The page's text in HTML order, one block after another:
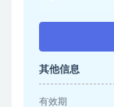
其他信息
有效期